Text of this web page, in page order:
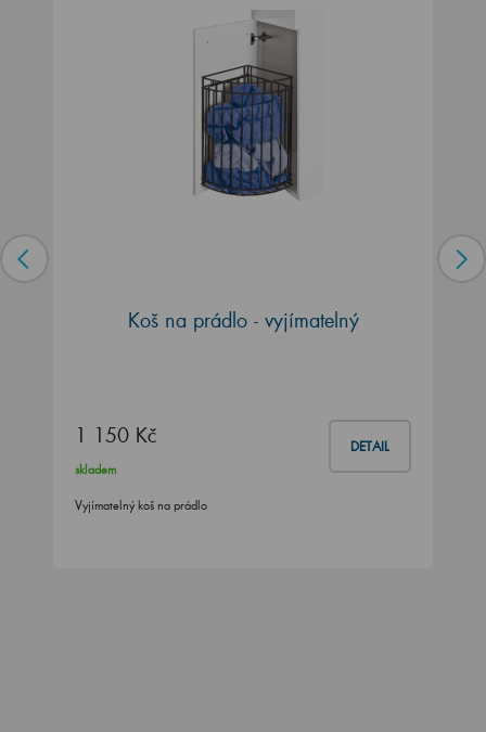
Koš na prádlo - vyjímatelný
1 150 Kč DETAIL
skladem
Vyjímatelný koš na prádlo